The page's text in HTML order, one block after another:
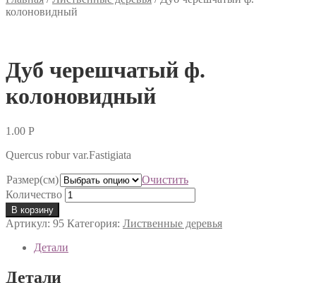
колоновидный
Дуб черешчатый ф.
колоновидный
1.00 Р
Quercus robur var.Fastigiata
Размер(см)
Очистить
Количество
В корзину
Артикул: 95 Категория: Лиственные деревья
Детали
Детали